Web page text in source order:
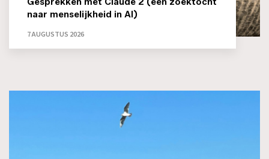
naar menselijkheid in AI)
7 AUGUSTUS 2026